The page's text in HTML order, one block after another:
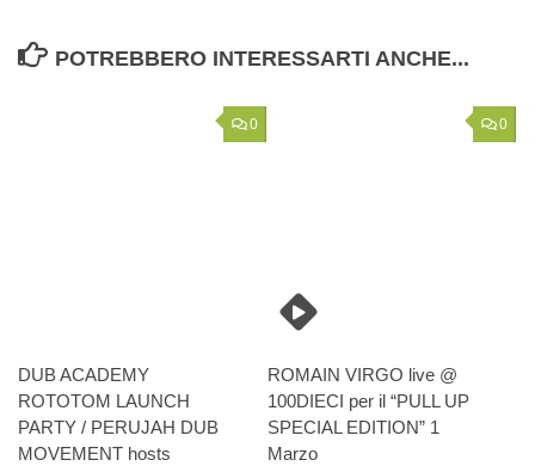
POTREBBERO INTERESSARTI ANCHE...
0
DUB ACADEMY
ROTOTOM LAUNCH
PARTY / PERUJAH DUB
MOVEMENT hosts
0
ROMAIN VIRGO live @
100DIECI per il “PULL UP
SPECIAL EDITION” 1
Marzo